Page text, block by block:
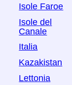
Isole Faroe
Isole del
Canale
Italia
Kazakistan
Lettonia